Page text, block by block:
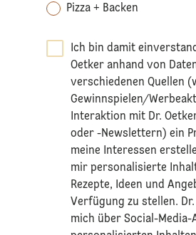
Pizza + Backen
Ich bin damit
Oetker anhand von
verschiedenen Quellen
Gewinnspielen/
Interaktion mit Dr.
oder -Newslettern) ein
meine Interessen
mir personalisierte
Rezepte, Ideen und
Verfügung zu stellen.
mich über Social-Media-